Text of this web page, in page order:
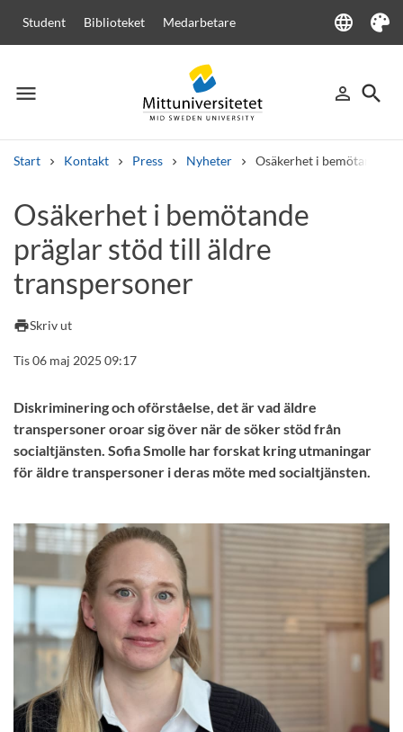
Student Biblioteket Medarbetare language
Language
Tema
menu
Meny person_outline
Logga in
search
Sök
Start Kontakt Press Nyheter Osäkerhet i bemötande
Andra söktjänster
Kurser och programKursplaner Välkomstbrev
Lediga jobb
Osäkerhet i bemötande
präglar stöd till äldre
transpersoner
printSkriv ut
Tis 06 maj 2025 09:17
Diskriminering och oförståelse, det är vad äldre
transpersoner oroar sig över när de söker stöd från
socialtjänsten. Sofia Smolle har forskat kring utmaningar
för äldre transpersoner i deras möte med socialtjänsten.